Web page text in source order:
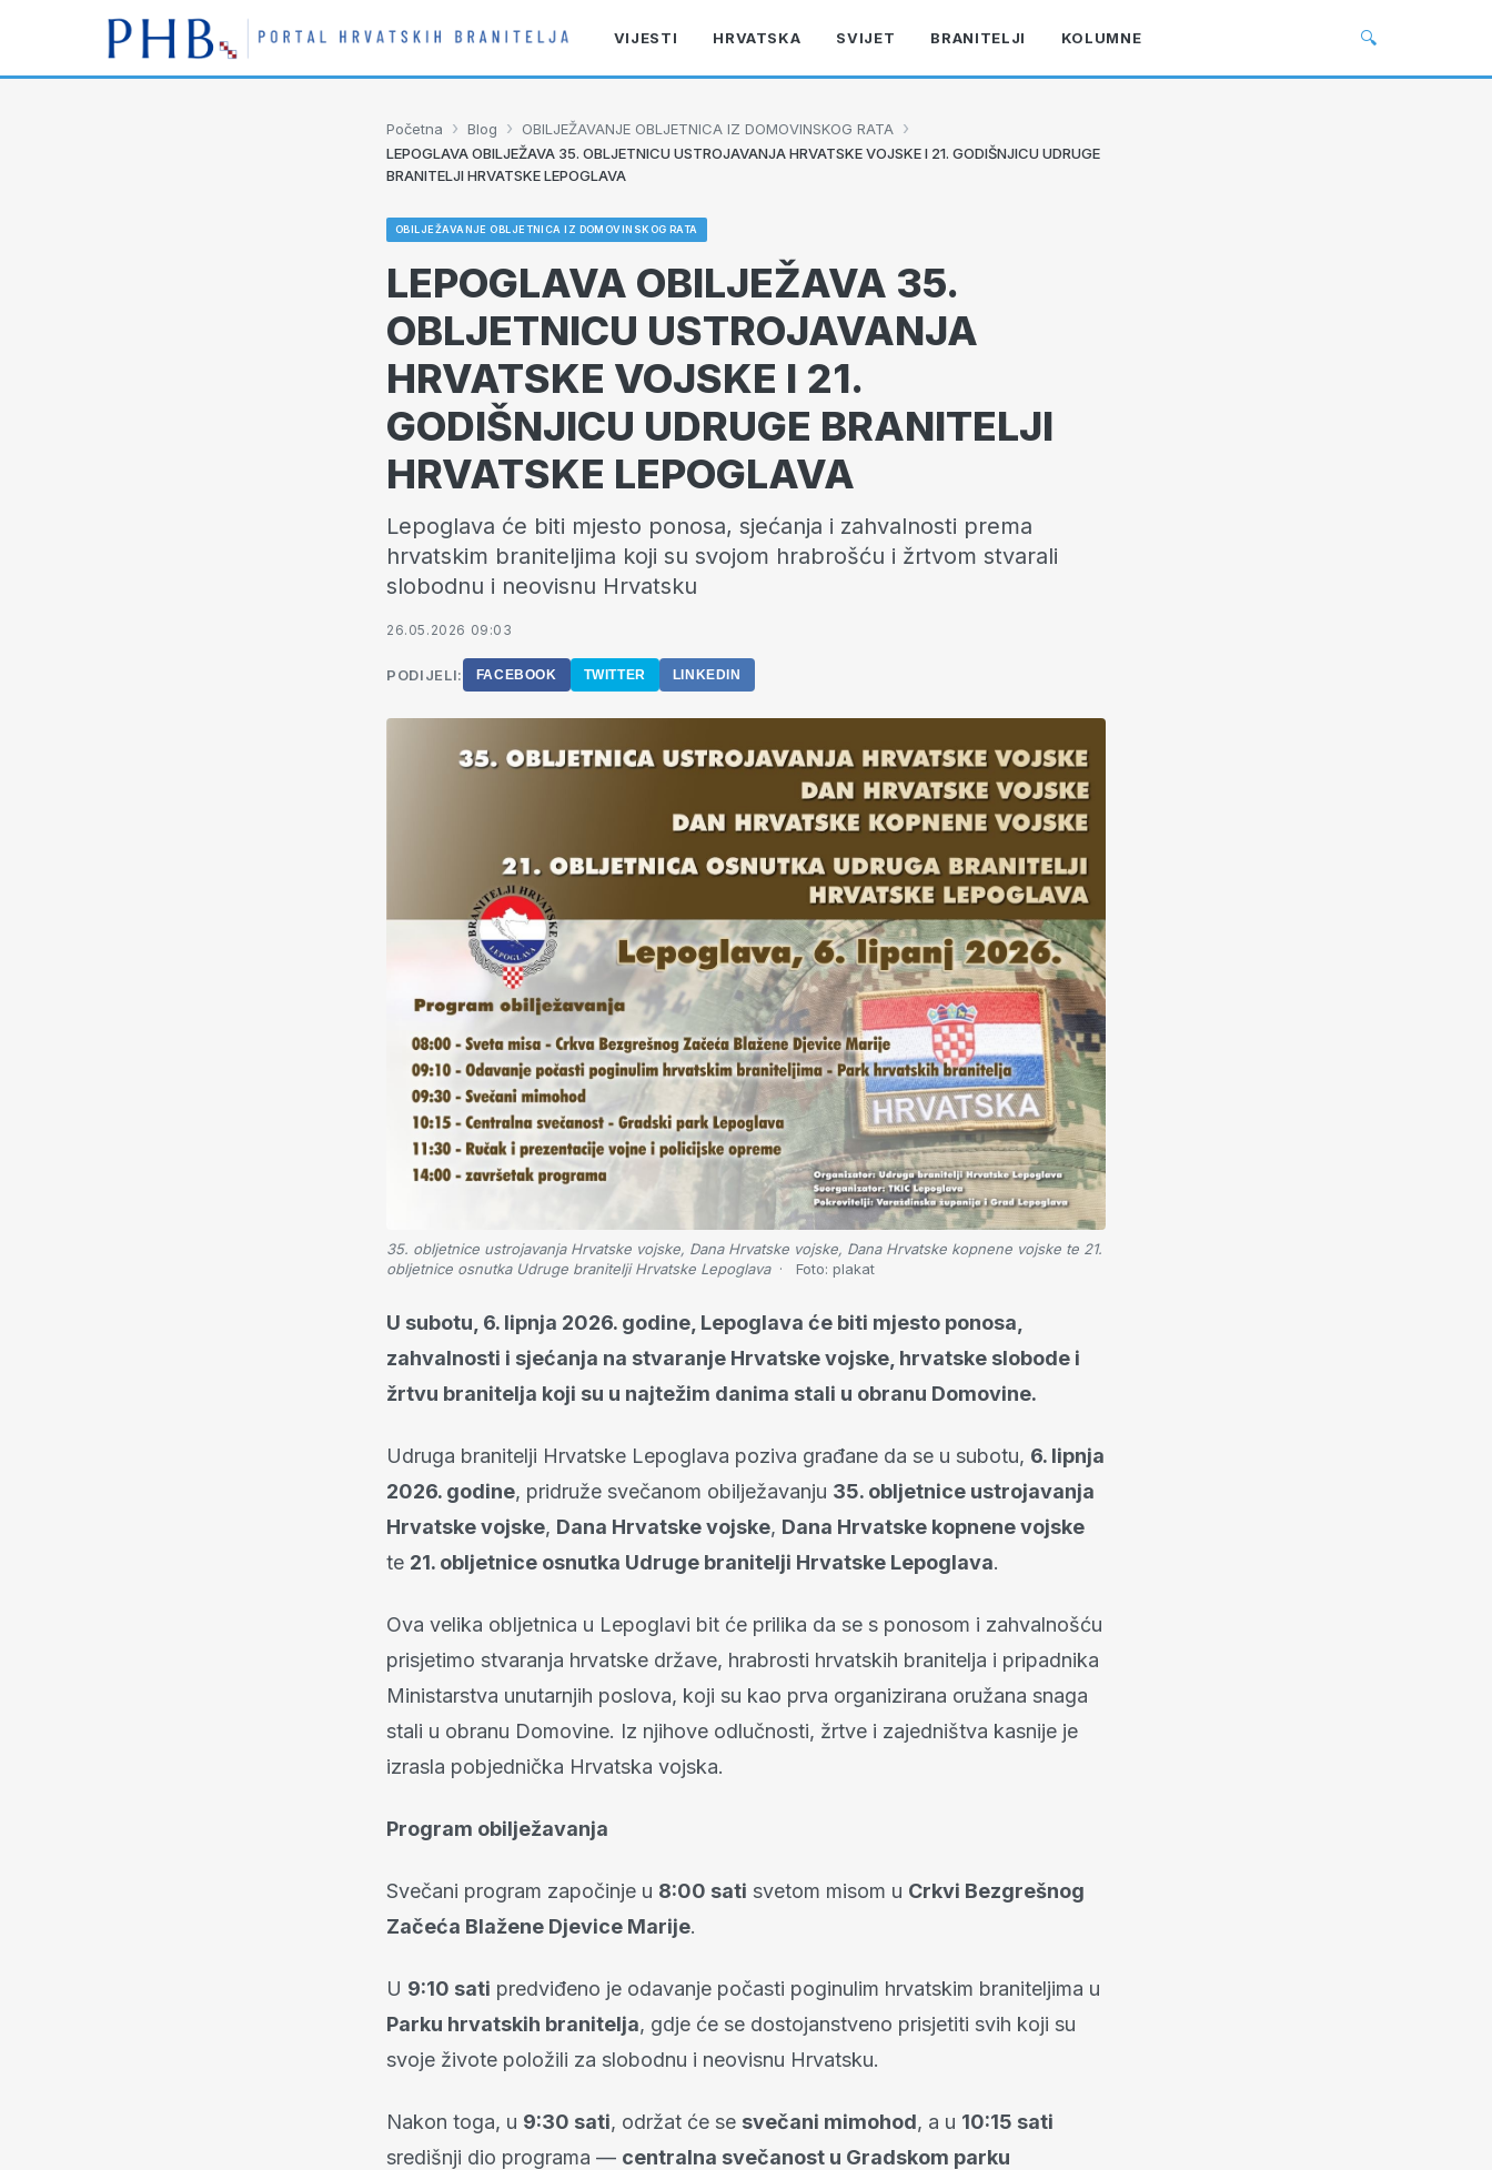
VIJESTI HRVATSKA SVIJET BRANITELJI KOLUMNE 🔍
Početna › Blog › OBILJEŽAVANJE OBLJETNICA IZ DOMOVINSKOG RATA ›
LEPOGLAVA OBILJEŽAVA 35. OBLJETNICU USTROJAVANJA HRVATSKE VOJSKE I 21. GODIŠNJICU UDRUGE
BRANITELJI HRVATSKE LEPOGLAVA
OBILJEŽAVANJE OBLJETNICA IZ DOMOVINSKOG RATA
LEPOGLAVA OBILJEŽAVA 35.
OBLJETNICU USTROJAVANJA
HRVATSKE VOJSKE I 21.
GODIŠNJICU UDRUGE BRANITELJI
HRVATSKE LEPOGLAVA
Lepoglava će biti mjesto ponosa, sjećanja i zahvalnosti prema
hrvatskim braniteljima koji su svojom hrabrošću i žrtvom stvarali
slobodnu i neovisnu Hrvatsku
26.05.2026 09:03
PODIJELI: FACEBOOK TWITTER LINKEDIN
35. obljetnice ustrojavanja Hrvatske vojske, Dana Hrvatske vojske, Dana Hrvatske kopnene vojske te 21.
obljetnice osnutka Udruge branitelji Hrvatske Lepoglava
Foto: plakat
U subotu, 6. lipnja 2026. godine, Lepoglava će biti mjesto ponosa,
zahvalnosti i sjećanja na stvaranje Hrvatske vojske, hrvatske slobode i
žrtvu branitelja koji su u najtežim danima stali u obranu Domovine.
Udruga branitelji Hrvatske Lepoglava poziva građane da se u subotu, 6. lipnja
2026. godine, pridruže svečanom obilježavanju 35. obljetnice ustrojavanja
Hrvatske vojske, Dana Hrvatske vojske, Dana Hrvatske kopnene vojske
te 21. obljetnice osnutka Udruge branitelji Hrvatske Lepoglava.
Ova velika obljetnica u Lepoglavi bit će prilika da se s ponosom i zahvalnošću
prisjetimo stvaranja hrvatske države, hrabrosti hrvatskih branitelja i pripadnika
Ministarstva unutarnjih poslova, koji su kao prva organizirana oružana snaga
stali u obranu Domovine. Iz njihove odlučnosti, žrtve i zajedništva kasnije je
izrasla pobjednička Hrvatska vojska.
Program obilježavanja
Svečani program započinje u 8:00 sati svetom misom u Crkvi Bezgrešnog
Začeća Blažene Djevice Marije.
U 9:10 sati predviđeno je odavanje počasti poginulim hrvatskim braniteljima u
Parku hrvatskih branitelja, gdje će se dostojanstveno prisjetiti svih koji su
svoje živote položili za slobodnu i neovisnu Hrvatsku.
Nakon toga, u 9:30 sati, održat će se svečani mimohod, a u 10:15 sati
središnji dio programa — centralna svečanost u Gradskom parku